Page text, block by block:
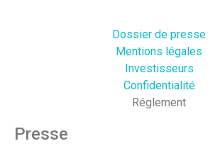
Dossier de presse
Mentions légales
Investisseurs
Confidentialité
Réglement
Presse